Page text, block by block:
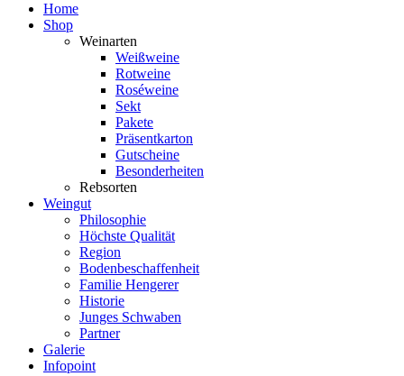
Home
Shop
Weinarten
Weißweine
Rotweine
Roséweine
Sekt
Pakete
Präsentkarton
Gutscheine
Besonderheiten
Rebsorten
Weingut
Philosophie
Höchste Qualität
Region
Bodenbeschaffenheit
Familie Hengerer
Historie
Junges Schwaben
Partner
Galerie
Infopoint